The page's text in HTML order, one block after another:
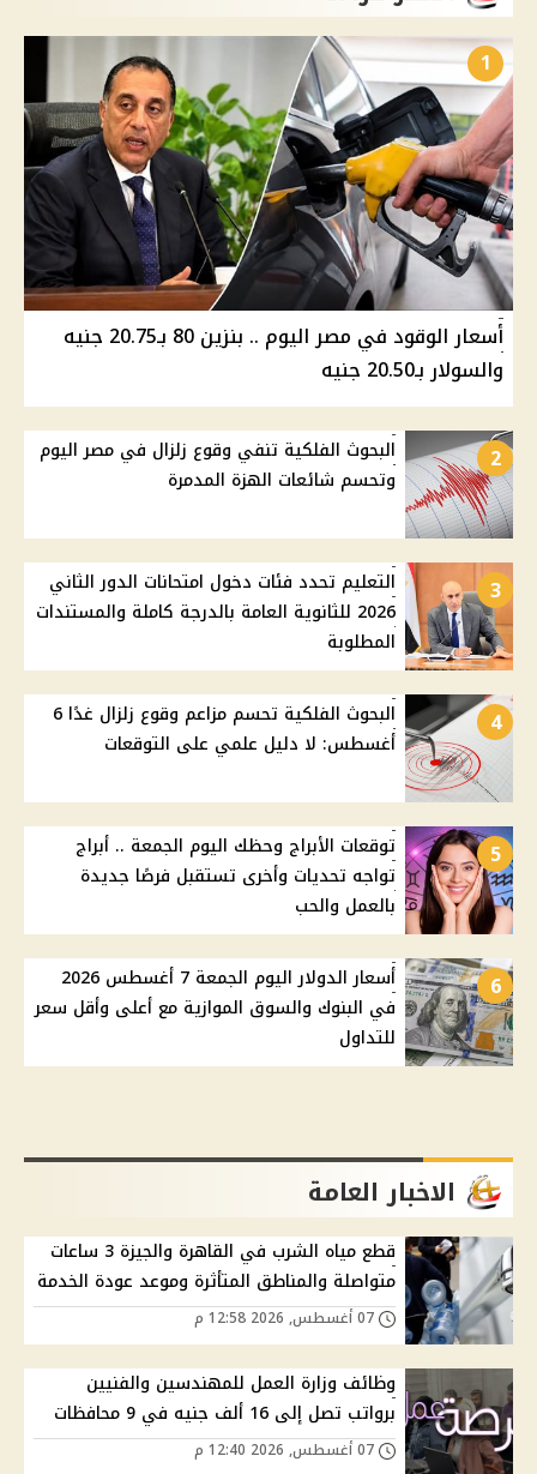
1
أسعار الوقود في مصر اليوم .. بنزين 80 بـ20.75 جنيه
والسولار بـ20.50 جنيه
2
البحوث الفلكية تنفي وقوع زلزال في مصر اليوم
وتحسم شائعات الهزة المدمرة
3
التعليم تحدد فئات دخول امتحانات الدور الثاني
2026 للثانوية العامة بالدرجة كاملة والمستندات
المطلوبة
4
البحوث الفلكية تحسم مزاعم وقوع زلزال غدًا 6
أغسطس: لا دليل علمي على التوقعات
5
توقعات الأبراج وحظك اليوم الجمعة .. أبراج
تواجه تحديات وأخرى تستقبل فرصًا جديدة
بالعمل والحب
6
أسعار الدولار اليوم الجمعة 7 أغسطس 2026
في البنوك والسوق الموازية مع أعلى وأقل سعر
للتداول
الاخبار العامة
قطع مياه الشرب في القاهرة والجيزة 3 ساعات
متواصلة والمناطق المتأثرة وموعد عودة الخدمة
وظائف وزارة العمل للمهندسين والفنيين
برواتب تصل إلى 16 ألف جنيه في 9 محافظات